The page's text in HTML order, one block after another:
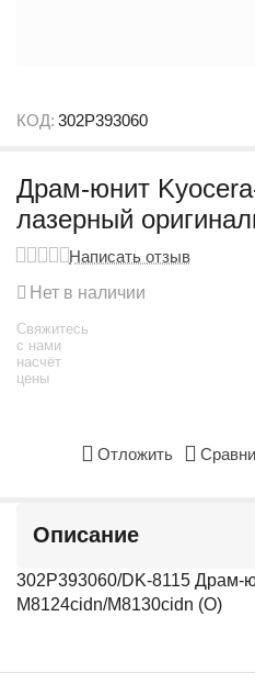
КОД: 302P393060
Драм-юнит
лазерный
Написать отзыв
Нет в наличии
Свяжитесь
с нами
насчёт
цены
Отложить
Описание
302P393060/DK-8115 Драм-
M8124cidn/M8130cidn (O)